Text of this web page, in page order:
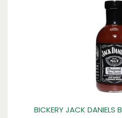
vermijd gebruik boven een
op een koele, droge plek
BICKERY JACK DANIELS